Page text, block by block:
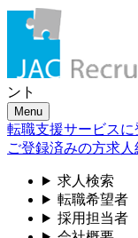
ント
Menu
転職支援サービスに
ご登録済みの方求人
求人検索
転職希望者
採用担当者